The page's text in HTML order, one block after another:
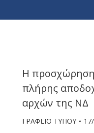
Η
πλήρης
αρχών της ΝΔ
ΓΡΑΦΕΙΟ ΤΥΠΟΥ